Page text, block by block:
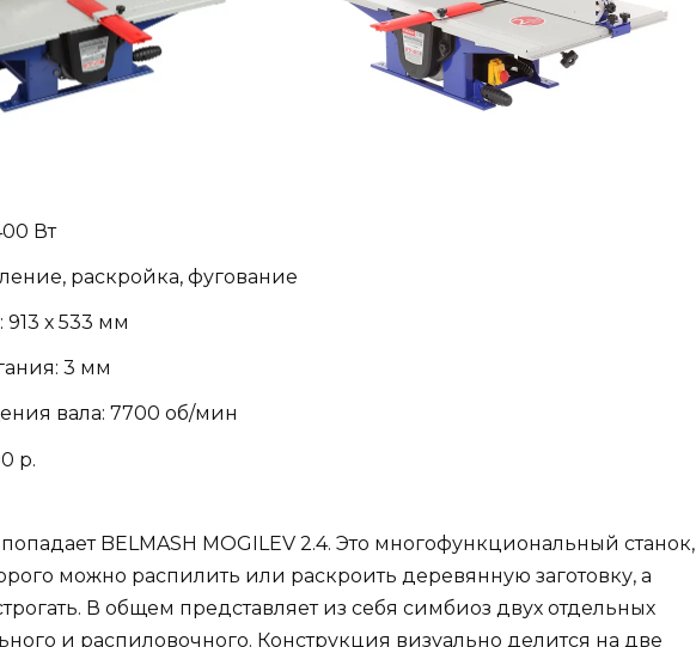
Вт
раскройка, фугование
913 х 533 мм
3 мм
вала: 7700 об/мин
р.
BELMASH MOGILEV 2.4. Это многофункциональный станок,
можно распилить или раскроить деревянную заготовку, а
В общем представляет из себя симбиоз двух отдельных
и распиловочного. Конструкция визуально делится на две